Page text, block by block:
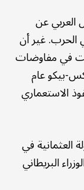
عن
الحرب. غير أن
في مفاوضات
بيكو عام
الاستعماري
العثمانية في
مجلس الوزراء البريطاني